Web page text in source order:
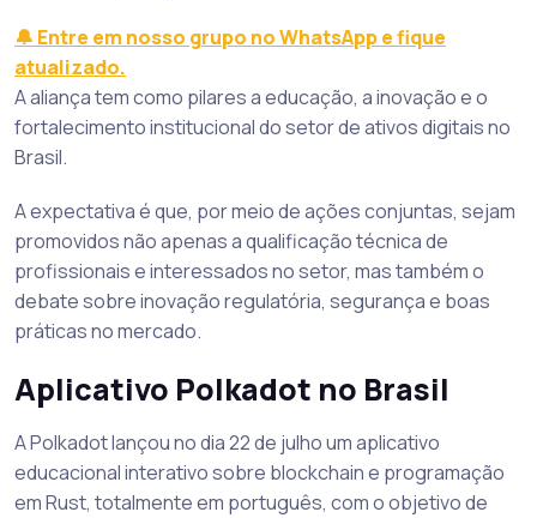
🔔 Entre em nosso grupo no WhatsApp e fique
atualizado.
A aliança tem como pilares a educação, a inovação e o
fortalecimento institucional do setor de ativos digitais no
Brasil.
A expectativa é que, por meio de ações conjuntas, sejam
promovidos não apenas a qualificação técnica de
profissionais e interessados no setor, mas também o
debate sobre inovação regulatória, segurança e boas
práticas no mercado.
Aplicativo Polkadot no Brasil
A Polkadot lançou no dia 22 de julho um aplicativo
educacional interativo sobre blockchain e programação
em Rust, totalmente em português, com o objetivo de